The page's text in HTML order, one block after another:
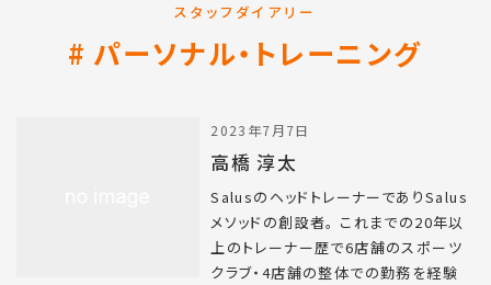
スタッフダイアリー
パーソナル・トレーニング
2023年7月7日
高橋 淳太
SalusのヘッドトレーナーでありSalus
メソッドの創設者。 これまでの20年以
上のトレーナー歴で6店舗のスポーツ
クラブ・4店舗の整体での勤務を経験